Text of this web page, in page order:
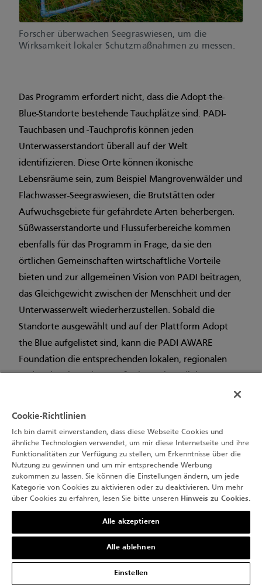
Forscher überwachen Seegraswiesen, um die
Wirksamkeit lokaler Schutzmaßnahmen zu messen.
Das Programm erfordert nicht, dass die Adopt-the-
Blue-Standorte bestehende Tauchplätze sind. PADI-
Tauchbasen und -Tauchprofis können jeden
Unterwasserstandort überall auf der Welt
identifizieren. Diese Orte können ikonische
Lebensräume sein, zum Beispiel Mangrovenwälder und
Flachwasser-Seegraswiesen, die Brutstätten oder
Aufwuchsgebiete für gefährdete Arten beherbergen.
Süßwasserstandorte und Flussuferbereiche kommen
ebenfalls für das Programm in Frage, da sie den
örtlichen Gemeinschaften wirtschaftliche Vorteile
bieten und zur allgemeinen Vision von PADI beitragen,
das Gleichgewicht zwischen der Menschheit und der
Unterwasserwelt wiederherzustellen. Sobald die
Standorte ausgewählt und auf der Plattform Adopt
the Blue aufgelistet sind, kann die PADI AWARE
Foundation die entsprechenden lokalen, regionalen
werden die Standorte auf der globalen Aktionskarte
Adopt the Blue angezeigt und in der Datenbank von
PADI AWARE gespeichert. Alle relevanten
gesammelten Daten werden verwendet, um lokale
Organisationen bei Initiativen zum Schutz der Meere
Ein Weg, das Schutzziel von 30 Prozent zu erreichen,
Cookie-Richtlinien
Ich bin damit einverstanden, dass diese Webseite Cookies und
ähnliche Technologien verwendet, um mir diese Internetseite und ihre
Funktionalitäten zur Verfügung zu stellen, um Erkenntnisse über die
Nutzung zu gewinnen und um mir entsprechende Werbung
zukommen zu lassen. Sie können die Einstellungen ändern, um jede
Kategorie von Cookies zu aktivieren oder zu deaktivieren. Um mehr
über Cookies zu erfahren, lesen Sie bitte unseren Hinweis zu Cookies.
Alle akzeptieren
Alle ablehnen
Einstellen